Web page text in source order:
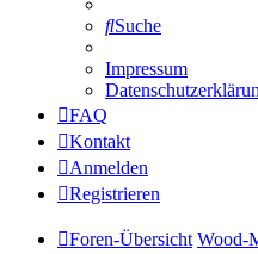
Suche
Impressum
FAQ
Kontakt
Anmelden
Registrieren
Foren-Übersicht Wood-